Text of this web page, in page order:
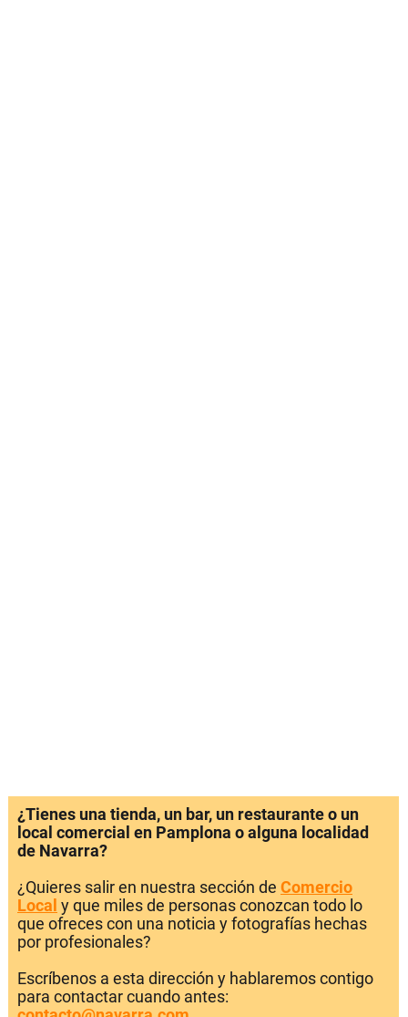
¿Tienes una tienda, un bar, un restaurante o un
local comercial en Pamplona o alguna localidad
de Navarra?
¿Quieres salir en nuestra sección de Comercio
Local y que miles de personas conozcan todo lo
que ofreces con una noticia y fotografías hechas
por profesionales?
Escríbenos a esta dirección y hablaremos contigo
para contactar cuando antes: